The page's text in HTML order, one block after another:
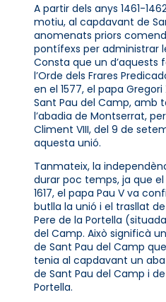
A partir dels anys 1461-
motiu, al capdavant de
anomenats priors
pontífexs per administrar
Consta que un d’aquests
l’Orde dels Frares
en el 1577, el papa
Sant Pau del Camp, amb
l’abadia de Montserrat,
Climent VIII, del 9 de
aquesta unió.
Tanmateix, la
durar poc temps, ja que
1617, el papa Pau V va
butlla la unió i el trasllat
Pere de la Portella
del Camp. Això significà
de Sant Pau del Camp
tenia al capdavant un
de Sant Pau del Camp i
Portella.